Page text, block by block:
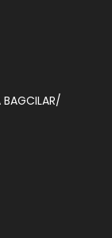
BAGCILAR/